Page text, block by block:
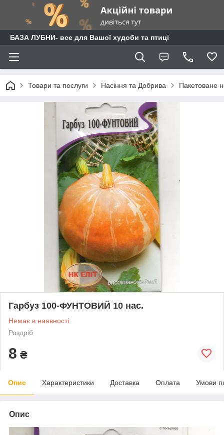
БАЗА ЛУБНИ- все для Вашої худоби та птиці
Товари та послуги Насіння та Добрива Пакетоване
Гарбуз 100-ФУНТОВИЙ 10 нас.
Немає в наявності
Роздріб
8 ₴
Опис Характеристики Доставка Оплата Умови
Опис